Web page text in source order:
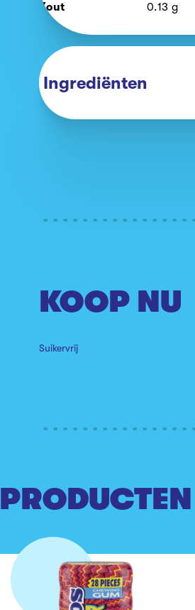
Zout
0.13 g
Ingrediënten
KOOP NU
Suikervrij
PRODUCTEN